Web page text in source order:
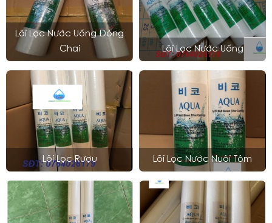
Lõi Lọc Nước Uống Đóng
Chai
Lõi Lọc Nước Uống
Lõi Lọc Rượu Lõi Lọc Nước Nuôi Tôm